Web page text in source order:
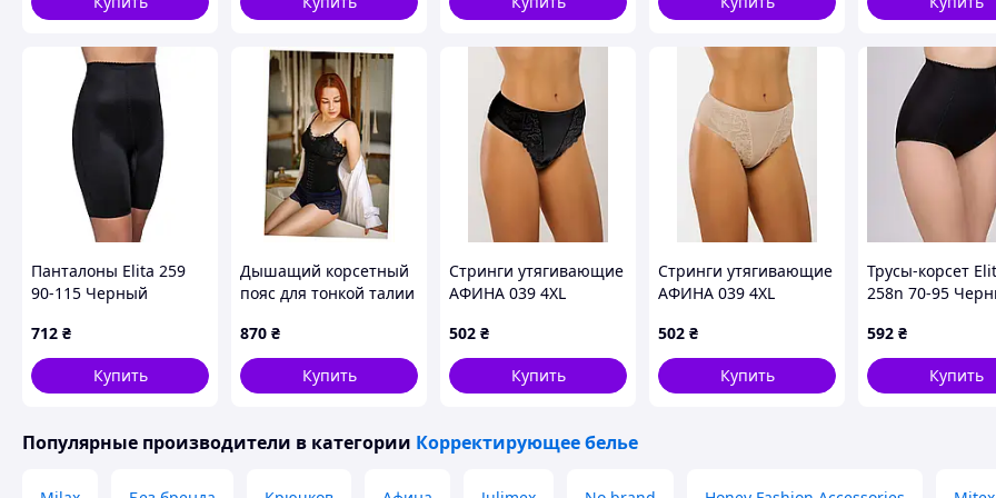
бедер, батал, бежевый
Панталоны Elita 259
90-115 Черный
712 ₴
Купить
Дышащий корсетный
пояс для тонкой талии
6623XC802
870 ₴
Купить
Стринги утягивающие
АФИНА 039 4XL
502 ₴
Купить
Стринги утягивающие
АФИНА 039 4XL
Bg)
502 ₴
Купить
Трусы-корсет
258n 70-95
592 ₴
Купить
Популярные производители в категории Корректирующее белье